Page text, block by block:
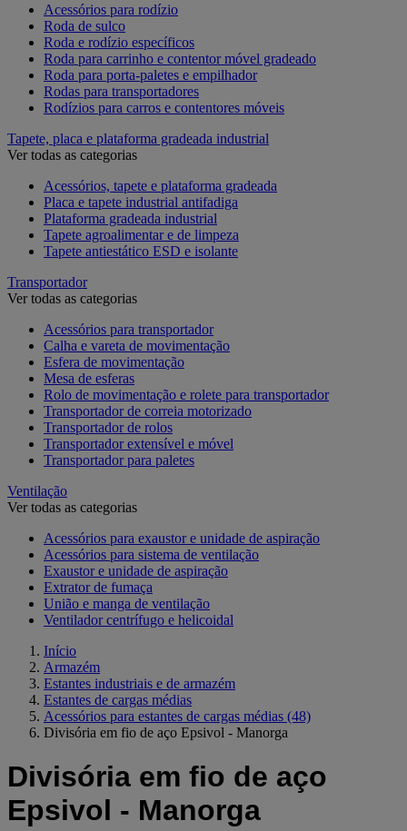
Acessórios para rodízio
Roda de sulco
Roda e rodízio específicos
Roda para carrinho e contentor móvel gradeado
Roda para porta-paletes e empilhador
Rodas para transportadores
Rodízios para carros e contentores móveis
Tapete, placa e plataforma gradeada industrial
Ver todas as categorias
Acessórios, tapete e plataforma gradeada
Placa e tapete industrial antifadiga
Plataforma gradeada industrial
Tapete agroalimentar e de limpeza
Tapete antiestático ESD e isolante
Transportador
Ver todas as categorias
Acessórios para transportador
Calha e vareta de movimentação
Esfera de movimentação
Mesa de esferas
Rolo de movimentação e rolete para transportador
Transportador de correia motorizado
Transportador de rolos
Transportador extensível e móvel
Transportador para paletes
Ventilação
Ver todas as categorias
Acessórios para exaustor e unidade de aspiração
Acessórios para sistema de ventilação
Exaustor e unidade de aspiração
Extrator de fumaça
União e manga de ventilação
Ventilador centrífugo e helicoidal
Início
Armazém
Estantes industriais e de armazém
Estantes de cargas médias
Acessórios para estantes de cargas médias (48)
Divisória em fio de aço Epsivol - Manorga
Divisória em fio de aço
Epsivol - Manorga